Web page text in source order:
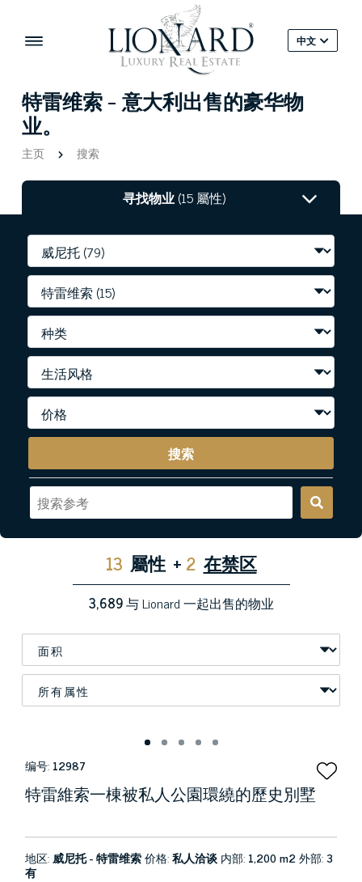
中文
特雷维索 - 意大利出售的豪华物
业。
主页 搜索
寻找物业(15 屬性)
搜索
13 屬性 + 2 在禁区
3,689与 Lionard 一起出售的物业
编号: 12987
特雷維索一棟被私人公園環繞的歷史別墅
地区:威尼托 - 特雷维索价格:私人洽谈 内部: 1,200 m2外部:3
有